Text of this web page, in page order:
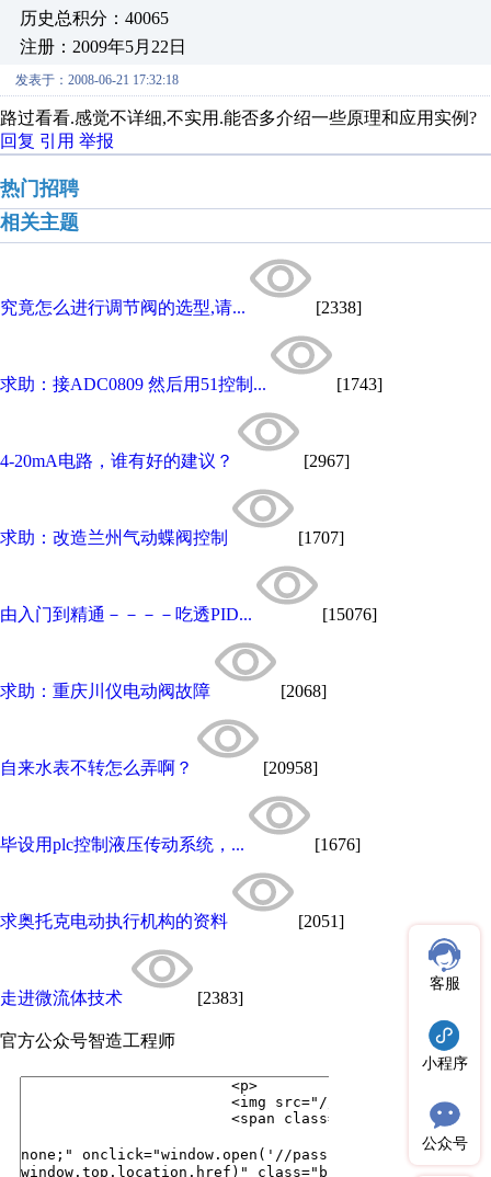
历史总积分：40065
注册：2009年5月22日
发表于：2008-06-21 17:32:18
路过看看.感觉不详细,不实用.能否多介绍一些原理和应用实例?
回复 引用 举报
热门招聘
相关主题
究竟怎么进行调节阀的选型,请... [2338]
求助：接ADC0809 然后用51控制... [1743]
4-20mA电路，谁有好的建议？ [2967]
求助：改造兰州气动蝶阀控制 [1707]
由入门到精通－－－－吃透PID... [15076]
求助：重庆川仪电动阀故障 [2068]
自来水表不转怎么弄啊？ [20958]
毕设用plc控制液压传动系统，... [1676]
求奥托克电动执行机构的资料 [2051]
走进微流体技术 [2383]
官方公众号智造工程师
客服
小程序
公众号